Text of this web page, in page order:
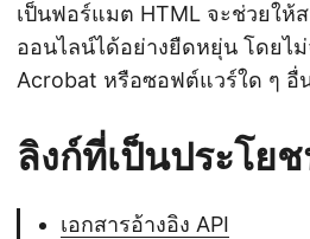
เป็นฟอร์แมต HTML จะช่วยให้
ออนไลน์ได้อย่างยืดหยุ่น โดยไ
Acrobat หรือซอฟต์แวร์ใด ๆ อื่
ลิงก์ที่เป็นประโย
เอกสารอ้างอิง API